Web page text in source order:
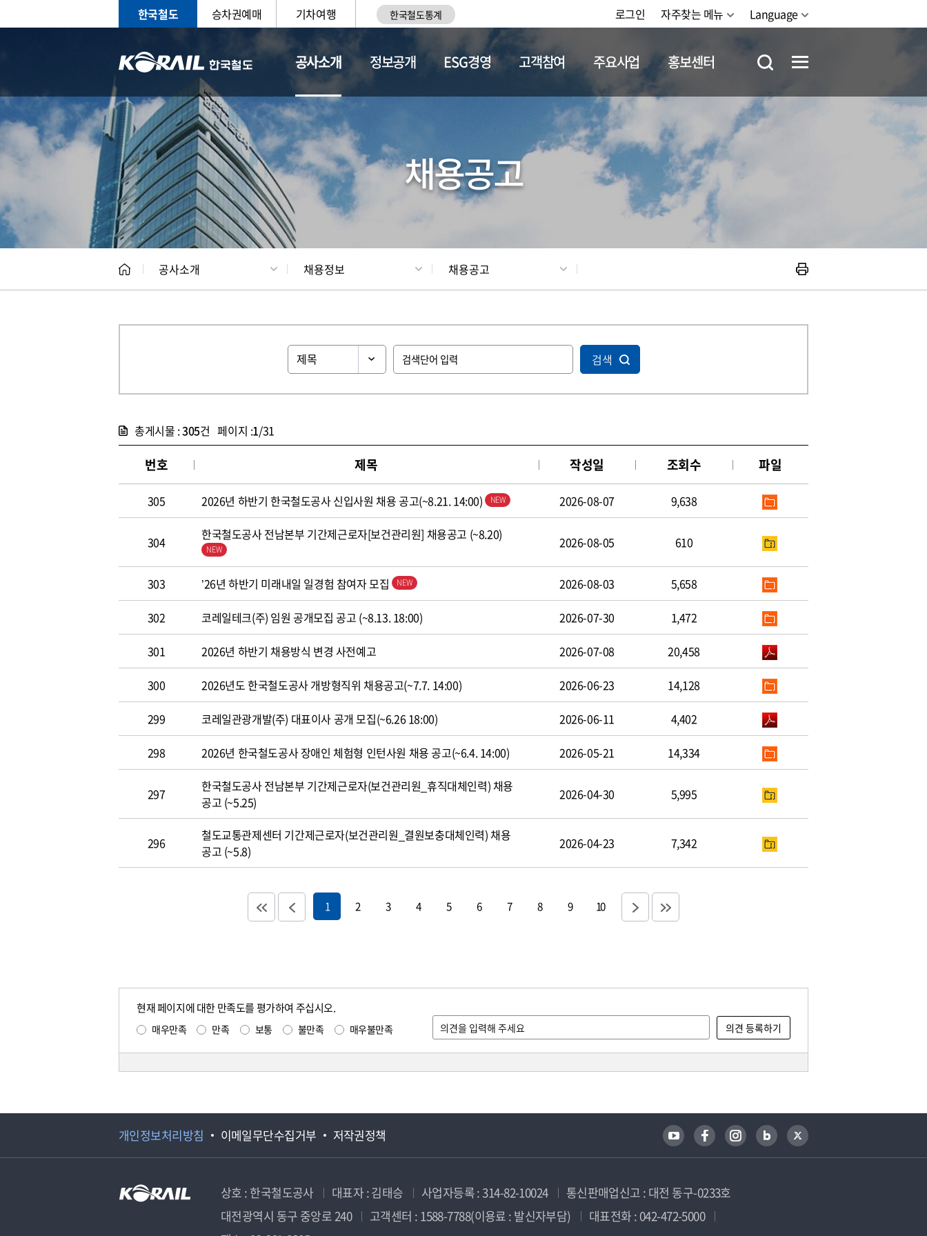
한국철도 승차권예매 기차여행 한국철도통계 로그인 자주찾는 메뉴 Language
공사소개
CEO 일반현황 채용정보
정보공개 ESG경영 고객참여 주요사업 홍보센터
채용공고
공사소개 채용정보 채용공고
검색
총게시물 :305건 페이지 :1/31
번호 제목 작성일 조회수 파일
305 2026년 하반기 한국철도공사 신입사원 채용 공고(~8.21. 14:00) 2026-08-07 9,638
304 한국철도공사 전남본부 기간제근로자[보건관리원] 채용공고 (~8.20) 2026-08-05 610
303 ’26년 하반기 미래내일 일경험 참여자 모집 2026-08-03 5,658
302 코레일테크(주) 임원 공개모집 공고 (~8.13. 18:00) 2026-07-30 1,472
301 2026년 하반기 채용방식 변경 사전예고 2026-07-08 20,458
300 2026년도 한국철도공사 개방형직위 채용공고(~7.7. 14:00) 2026-06-23 14,128
299 코레일관광개발(주) 대표이사 공개 모집(~6.26 18:00) 2026-06-11 4,402
298 2026년 한국철도공사 장애인 체험형 인턴사원 채용 공고(~6.4. 14:00) 2026-05-21 14,334
297
한국철도공사 전남본부 기간제근로자(보건관리원_휴직대체인력) 채용
공고 (~5.25)
2026-04-30 5,995
296
철도교통관제센터 기간제근로자(보건관리원_결원보충대체인력) 채용
공고 (~5.8)
2026-04-23 7,342
1 2 3 4 5 6 7 8 9 10
현재 페이지에 대한 만족도를 평가하여 주십시오.
매우만족 만족 보통 불만족 매우불만족
개인정보처리방침 이메일무단수집거부 저작권정책
상호 : 한국철도공사 대표자 : 김태승 사업자등록 : 314-82-10024
통신판매업신고 : 대전 동구-0233호
대전광역시 동구 중앙로 240
고객센터 : 1588-7788(이용료 : 발신자부담)
대표전화 : 042-472-5000